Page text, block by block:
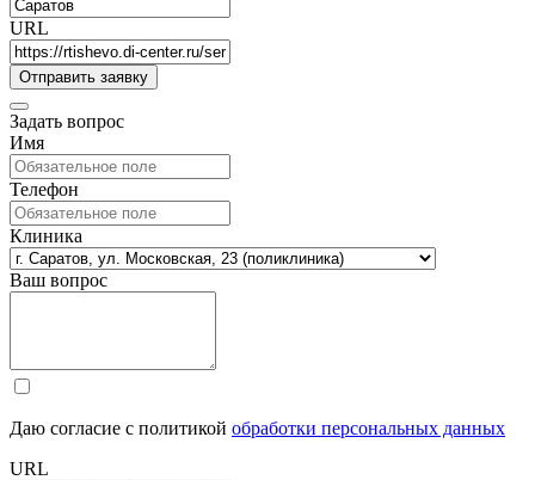
URL
Задать вопрос
Имя
Телефон
Клиника
Ваш вопрос
Даю согласие с политикой обработки персональных данных
URL